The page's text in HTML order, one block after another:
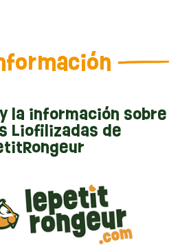
la información sobre
Liofilizadas de